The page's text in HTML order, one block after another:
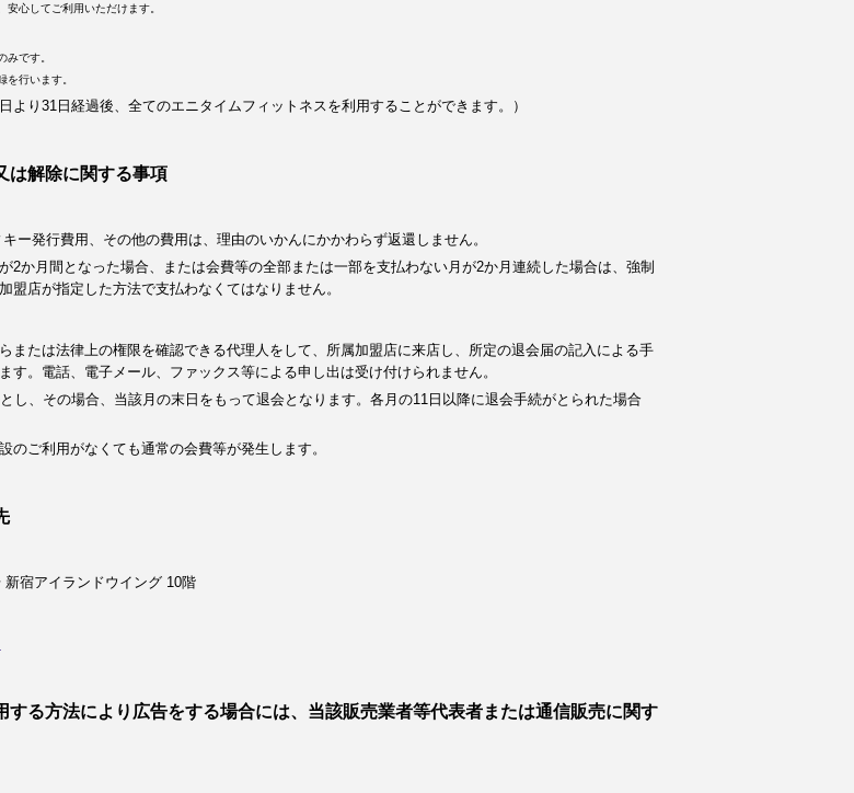
心してご利用いただけます。
です。
行います。
より31日経過後、全てのエニタイムフィットネスを利用することができます。）
は解除に関する事項
ー発行費用、その他の費用は、理由のいかんにかかわらず返還しません。
2か月間となった場合、または会費等の全部または一部を支払わない月が2か月連続した場合は、強制
店が指定した方法で支払わなくてはなりません。
または法律上の権限を確認できる代理人をして、所属加盟店に来店し、所定の退会届の記入による手
。電話、電子メール、ファックス等による申し出は受け付けられません。
し、その場合、当該月の末日をもって退会となります。各月の11日以降に退会手続がとられた場合
ご利用がなくても通常の会費等が発生します。
宿アイランドウイング 10階
る方法により広告をする場合には、当該販売業者等代表者または通信販売に関す